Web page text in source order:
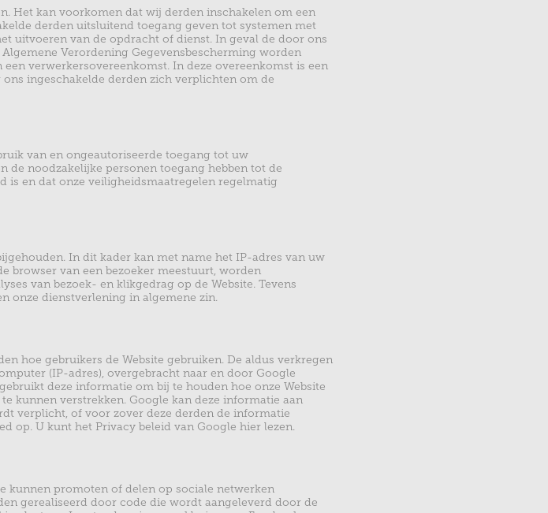
Het kan voorkomen dat wij derden inschakelen om een
derden uitsluitend toegang geven tot systemen met
uitvoeren van de opdracht of dienst. In geval de door ons
Verordening Gegevensbescherming worden
verwerkersovereenkomst. In deze overeenkomst is een
ingeschakelde derden zich verplichten om de
van en ongeautoriseerde toegang tot uw
de noodzakelijke personen toegang hebben tot de
is en dat onze veiligheidsmaatregelen regelmatig
In dit kader kan met name het IP-adres van uw
browser van een bezoeker meestuurt, worden
van bezoek- en klikgedrag op de Website. Tevens
onze dienstverlening in algemene zin.
hoe gebruikers de Website gebruiken. De aldus verkregen
(IP-adres), overgebracht naar en door Google
deze informatie om bij te houden hoe onze Website
kunnen verstrekken. Google kan deze informatie aan
verplicht, of voor zover deze derden de informatie
op. U kunt het Privacy beleid van Google hier lezen.
kunnen promoten of delen op sociale netwerken
gerealiseerd door code die wordt aangeleverd door de